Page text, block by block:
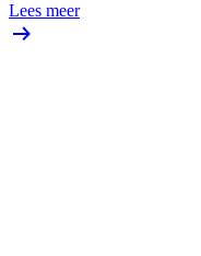
Lees meer